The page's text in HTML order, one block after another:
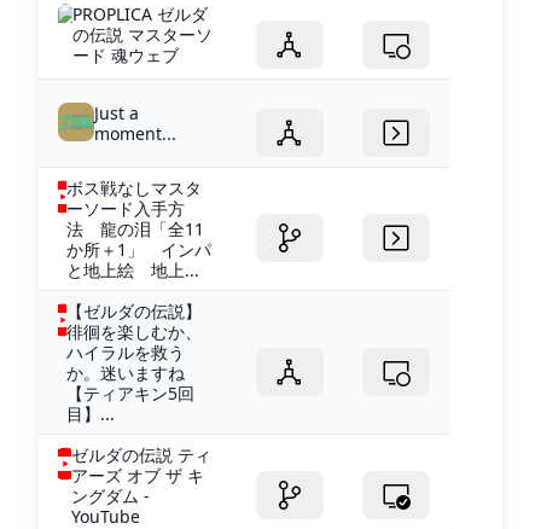
PROPLICA ゼルダ
の伝説 マスターソ
ード 魂ウェブ
Just a
moment...
ボス戦なしマスタ
ーソード入手方
法 龍の泪「全11
か所＋1」 インパ
と地上絵 地上...
【ゼルダの伝説】
徘徊を楽しむか、
ハイラルを救う
か。迷いますね
【ティアキン5回
目】...
ゼルダの伝説 ティ
アーズ オブ ザ キ
ングダム -
YouTube